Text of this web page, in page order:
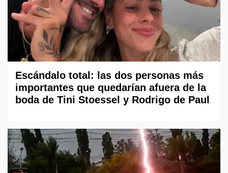
Escándalo total: las dos personas más
importantes que quedarían afuera de la
boda de Tini Stoessel y Rodrigo de Paul